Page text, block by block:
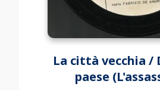
La città vecchia /
paese